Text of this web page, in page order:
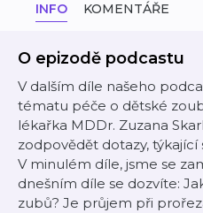
INFO KOMENTÁŘE
O epizodě podcastu
V dalším díle našeho
tématu péče o dětské
lékařka MDDr. Zuzana
zodpovědět dotazy,
V minulém díle, jsme se
dnešním díle se dozvíte:
zubů? Je průjem při